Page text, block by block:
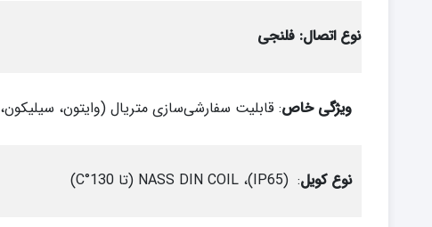
نوع اتصال: فلنجی
ویژگی خاص: قابلیت سفارشی‌سازی متریال (وایتون، سیلیکون، EPDM)
نوع کویل: (IP65)، NASS DIN COIL (تا 130°C)